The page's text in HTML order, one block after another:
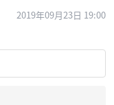
2019年09月23日 19:00